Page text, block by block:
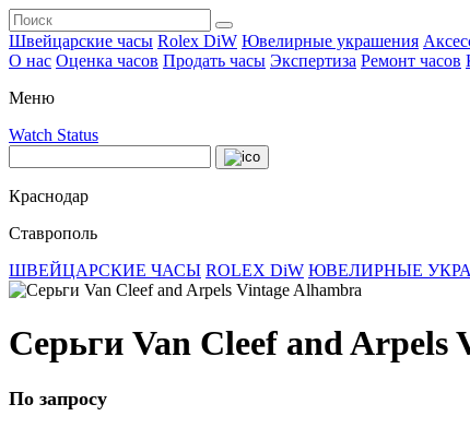
Швейцарские часы Rolex DiW Ювелирные украшения
О нас Оценка часов Продать часы Экспертиза Ремонт часов
Меню
Watch Status
Краснодар
Ставрополь
ШВЕЙЦАРСКИЕ ЧАСЫ ROLEX DiW ЮВЕЛИРНЫЕ
Серьги Van Cleef and Arpels
По запросу